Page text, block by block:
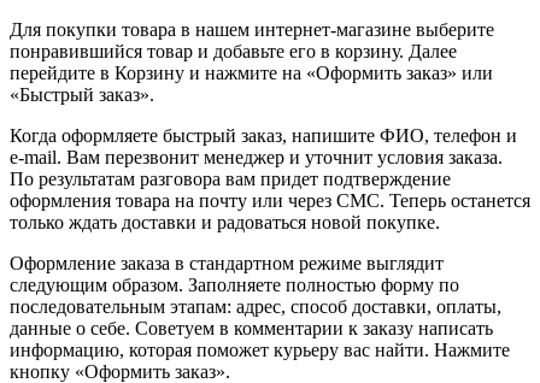
Для покупки товара в нашем интернет-магазине выберите
понравившийся товар и добавьте его в корзину. Далее
перейдите в Корзину и нажмите на «Оформить заказ» или
«Быстрый заказ».
Когда оформляете быстрый заказ, напишите ФИО, телефон и
e-mail. Вам перезвонит менеджер и уточнит условия заказа.
По результатам разговора вам придет подтверждение
оформления товара на почту или через СМС. Теперь останется
только ждать доставки и радоваться новой покупке.
Оформление заказа в стандартном режиме выглядит
следующим образом. Заполняете полностью форму по
последовательным этапам: адрес, способ доставки, оплаты,
данные о себе. Советуем в комментарии к заказу написать
информацию, которая поможет курьеру вас найти. Нажмите
кнопку «Оформить заказ».